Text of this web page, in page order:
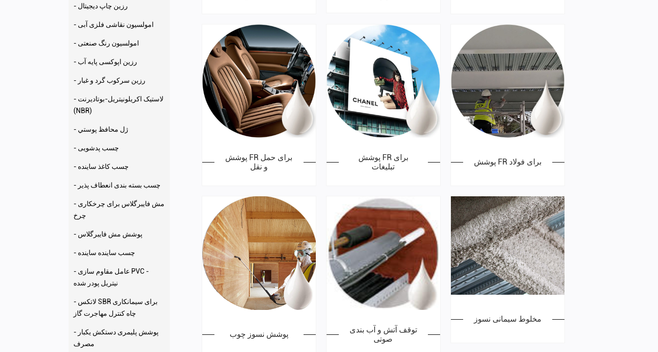
- رزین چاپ دیجیتال
- امولسیون نقاشی فلزی آبی
- امولسیون رنگ صنعتی
- رزین اپوکسی پایه آب
- رزین سرکوب گرد و غبار
- لاستیک اکریلونیتریل-بوتادیرنت
(NBR)
- ژل محافظ پوستي
- چسب پدشویی
- چسب کاغذ ساینده
- چسب بسته بندی انعطاف پذیر
- مش فایبرگلاس برای چرخکاری
چرخ
- پوشش مش فایبرگلاس
- چسب ساینده ساینده
- عامل مقاوم سازی PVC -
نیتریل پودر شده
- لاتکس SBR برای سیمانکاری
چاه کنترل مهاجرت گاز
- پوشش پلیمری دستکش یکبار
مصرف
پوشش FR برای حمل
و نقل
پوشش FR برای
تبلیغات
پوشش FR برای فولاد
پوشش نسوز چوب
توقف آتش و آب بندی
صوتی
مخلوط سیمانی نسوز